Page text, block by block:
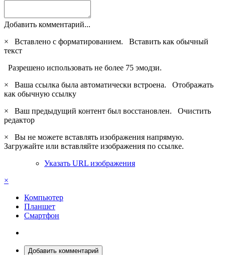
Добавить комментарий...
×
Вставлено с форматированием. Вставить как обычный
текст
Разрешено использовать не более 75 эмодзи.
×
Ваша ссылка была автоматически встроена. Отображать
как обычную ссылку
×
Ваш предыдущий контент был восстановлен. Очистить
редактор
×
Вы не можете вставлять изображения напрямую.
Загружайте или вставляйте изображения по ссылке.
Указать URL изображения
×
Компьютер
Планшет
Смартфон
Добавить комментарий